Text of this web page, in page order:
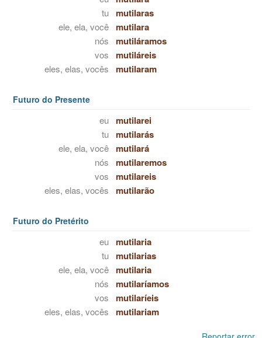
tu mutilaras
ele, ela, você mutilara
nós mutiláramos
vos mutiláreis
eles, elas, vocês mutilaram
Futuro do Presente
eu mutilarei
tu mutilarás
ele, ela, você mutilará
nós mutilaremos
vos mutilareis
eles, elas, vocês mutilarão
Futuro do Pretérito
eu mutilaria
tu mutilarias
ele, ela, você mutilaria
nós mutilaríamos
vos mutilaríeis
eles, elas, vocês mutilariam